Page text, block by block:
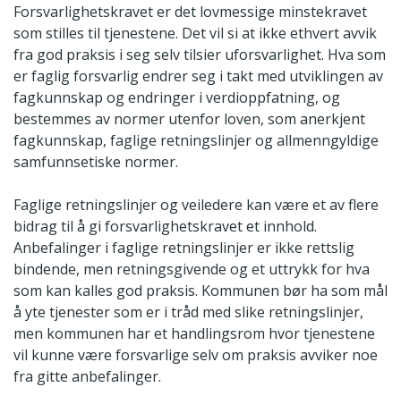
Forsvarlighetskravet er det lovmessige minstekravet
som stilles til tjenestene. Det vil si at ikke ethvert avvik
fra god praksis i seg selv tilsier uforsvarlighet. Hva som
er faglig forsvarlig endrer seg i takt med utviklingen av
fagkunnskap og endringer i verdioppfatning, og
bestemmes av normer utenfor loven, som anerkjent
fagkunnskap, faglige retningslinjer og allmenngyldige
samfunnsetiske normer.
Faglige retningslinjer og veiledere kan være et av flere
bidrag til å gi forsvarlighetskravet et innhold.
Anbefalinger i faglige retningslinjer er ikke rettslig
bindende, men retningsgivende og et uttrykk for hva
som kan kalles god praksis. Kommunen bør ha som mål
å yte tjenester som er i tråd med slike retningslinjer,
men kommunen har et handlingsrom hvor tjenestene
vil kunne være forsvarlige selv om praksis avviker noe
fra gitte anbefalinger.